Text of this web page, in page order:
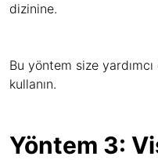
dizinine.
Bu yöntem size
kullanın.
Yöntem 3: